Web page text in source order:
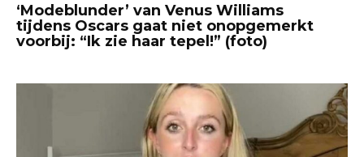
‘Modeblunder’ van Venus Williams
tijdens Oscars gaat niet onopgemerkt
voorbij: “Ik zie haar tepel!” (foto)